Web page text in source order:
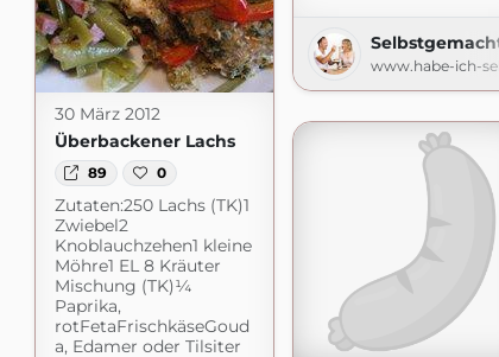
www.habe-ich-
30 März 2012
Überbackener Lachs
89 0
Zutaten:250 Lachs (TK)1
Zwiebel2
Knoblauchzehen1 kleine
Möhre1 EL 8 Kräuter
Mischung (TK)¼
Paprika,
rotFetaFrischkäseGoud
a, Edamer oder Tilsiter